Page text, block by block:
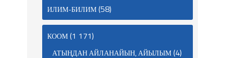
ИЛИМ-БИЛИМ(58)
КООМ(1 171)
АТЫҢДАН АЙЛАНАЙЫН, АЙЫЛЫМ(4)